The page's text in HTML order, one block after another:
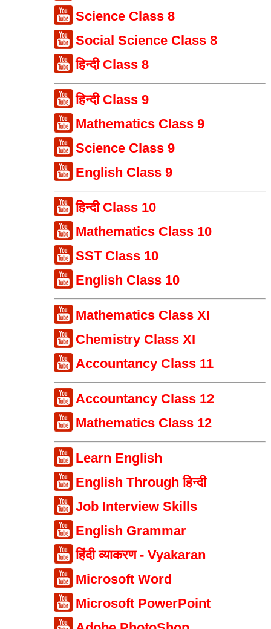
Science Class 8
Social Science Class 8
हिन्दी Class 8
हिन्दी Class 9
Mathematics Class 9
Science Class 9
English Class 9
हिन्दी Class 10
Mathematics Class 10
SST Class 10
English Class 10
Mathematics Class XI
Chemistry Class XI
Accountancy Class 11
Accountancy Class 12
Mathematics Class 12
Learn English
English Through हिन्दी
Job Interview Skills
English Grammar
हिंदी व्याकरण - Vyakaran
Microsoft Word
Microsoft PowerPoint